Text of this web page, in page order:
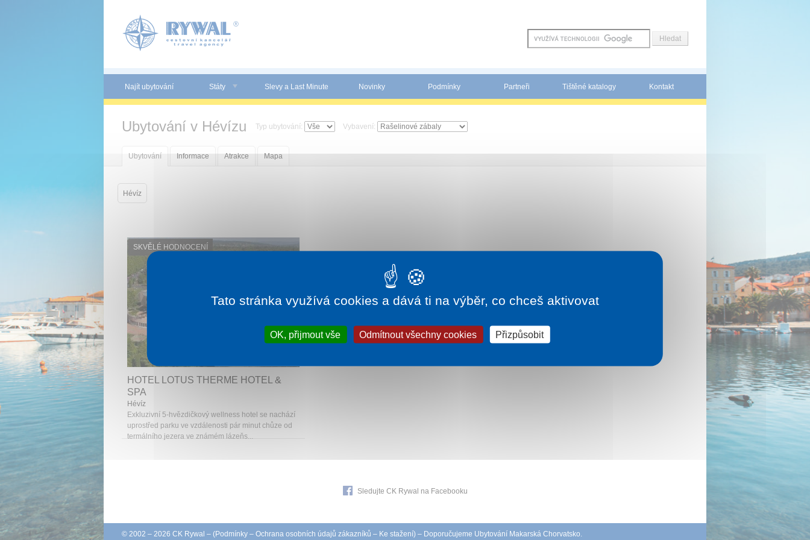
Najít ubytování Státy Slevy a Last Minute Novinky Podmínky Partneři Tištěné katalogy Kontakt
Ubytování v Hévízu Typ ubytování: Vybavení:
Ubytování Informace Atrakce Mapa
Hévíz
SKVĚLÉ HODNOCENÍ
HOTEL LOTUS THERME HOTEL &
SPA
Hévíz
Exkluzivní 5-hvězdičkový wellness hotel se nachází
uprostřed parku ve vzdálenosti pár minut chůze od
termálního jezera ve známém lázeňs...
Sledujte CK Rywal na Facebooku
© 2002 – 2026 CK Rywal – (Podmínky – Ochrana osobních údajů zákazníků – Ke stažení) – Doporučujeme Ubytování Makarská Chorvatsko.
Tato stránka využívá cookies a dává ti na výběr, co chceš aktivovat
OK, přijmout vše Odmítnout všechny cookies Přizpůsobit